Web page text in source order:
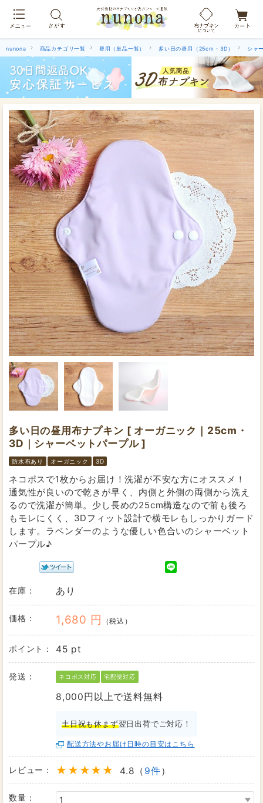
nunona 商品カテゴリ一覧 昼用（単品一覧） 多い日の昼用（25cm・3D） シャ
多い日の昼用布ナプキン [ オーガニック｜25cm・
3D｜シャーベットパープル ]
防水布あり オーガニック 3D
ネコポスで1枚からお届け！洗濯が不安な方にオススメ！
通気性が良いので乾きが早く、内側と外側の両側から洗え
るので洗濯が簡単。少し長めの25cm構造なので前も後ろ
もモレにくく、3Dフィット設計で横モレもしっかりガード
します。ラベンダーのような優しい色合いのシャーベット
パープル♪
在庫： あり
価格： 1,680 円 （税込）
ポイント： 45 pt
発送： ネコポス対応 宅配便対応
8,000円以上で送料無料
土日祝も休まず翌日出荷でご対応！
配送方法やお届け日時の目安はこちら
レビュー： 4.8（ 9件）
数量：